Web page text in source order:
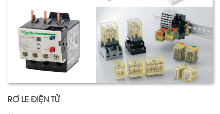
RƠ LE ĐIỆN TỬ